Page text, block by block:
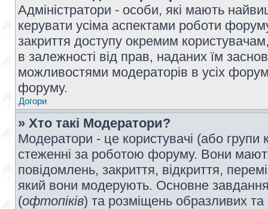
Адміністратори - особи, які мають
керувати усіма аспектами роботи
закриття доступу окремим
в залежності від прав, наданих їм
можливостями модераторів в усіх
форуму.
Догори
» Хто такі Модератори?
Модератори - це користувачі (або
стеженні за роботою форуму. Вони
повідомлень, закриття, відкриття,
який вони модерують. Основне
(офтопіків) та розміщень образливих